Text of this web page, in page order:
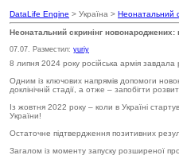
DataLife Engine > Україна > Неонатальний
Неонатальний скринінг новонароджених:
07.07. Разместил: yuriy
8 липня 2024 року російська армія
Одним із ключових напрямів допомоги
доклінічній стадії, а отже – запобігти
Із жовтня 2022 року – коли в Україні
України!
Остаточне підтвердження позитивних
Загалом із моменту запуску розширеної